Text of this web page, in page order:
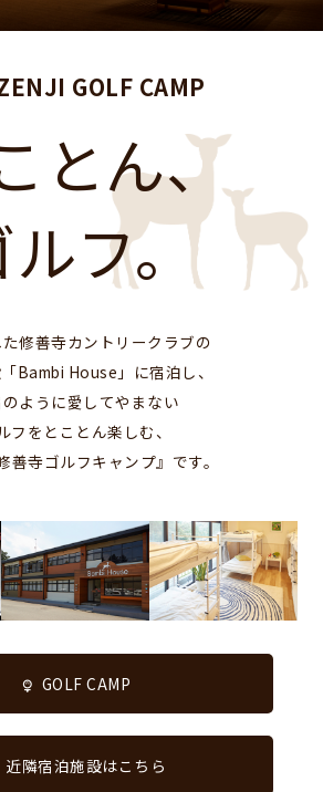
GOLF CAMP
とん、
ルフ。
修善寺カントリークラブの
Bambi House」に宿泊し、
ように愛してやまない
フをとことん楽しむ、
善寺ゴルフキャンプ』です。
GOLF CAMP
近隣宿泊施設はこちら